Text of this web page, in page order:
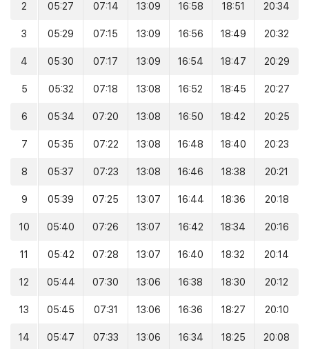
2 05:27 07:14 13:09 16:58 18:51 20:34
3 05:29 07:15 13:09 16:56 18:49 20:32
4 05:30 07:17 13:09 16:54 18:47 20:29
5 05:32 07:18 13:08 16:52 18:45 20:27
6 05:34 07:20 13:08 16:50 18:42 20:25
7 05:35 07:22 13:08 16:48 18:40 20:23
8 05:37 07:23 13:08 16:46 18:38 20:21
9 05:39 07:25 13:07 16:44 18:36 20:18
10 05:40 07:26 13:07 16:42 18:34 20:16
11 05:42 07:28 13:07 16:40 18:32 20:14
12 05:44 07:30 13:06 16:38 18:30 20:12
13 05:45 07:31 13:06 16:36 18:27 20:10
14 05:47 07:33 13:06 16:34 18:25 20:08